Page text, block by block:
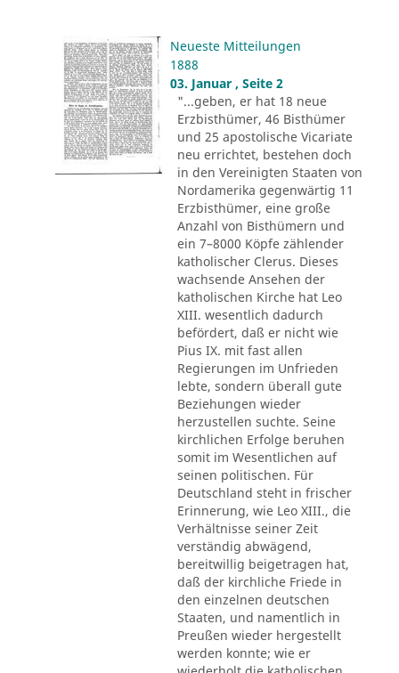
Neueste Mitteilungen
1888
03. Januar , Seite 2
"...geben, er hat 18 neue
Erzbisthümer, 46 Bisthümer
und 25 apostolische Vicariate
neu errichtet, bestehen doch
in den Vereinigten Staaten von
Nordamerika gegenwärtig 11
Erzbisthümer, eine große
Anzahl von Bisthümern und
ein 7–8000 Köpfe zählender
katholischer Clerus. Dieses
wachsende Ansehen der
katholischen Kirche hat Leo
XIII. wesentlich dadurch
befördert, daß er nicht wie
Pius IX. mit fast allen
Regierungen im Unfrieden
lebte, sondern überall gute
Beziehungen wieder
herzustellen suchte. Seine
kirchlichen Erfolge beruhen
somit im Wesentlichen auf
seinen politischen. Für
Deutschland steht in frischer
Erinnerung, wie Leo XIII., die
Verhältnisse seiner Zeit
verständig abwägend,
bereitwillig beigetragen hat,
daß der kirchliche Friede in
den einzelnen deutschen
Staaten, und namentlich in
Preußen wieder hergestellt
werden konnte; wie er